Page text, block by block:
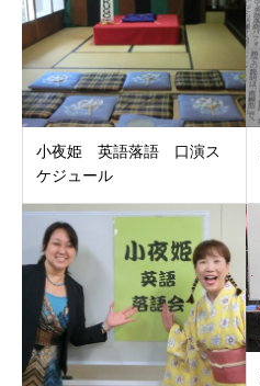
小夜姫 英語落語 口演ス
ケジュール